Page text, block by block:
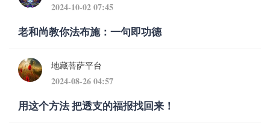
2024-10-02 07:45
老和尚教你法布施：一句即功德
地藏菩萨平台
2024-08-26 04:57
用这个方法 把透支的福报找回来！